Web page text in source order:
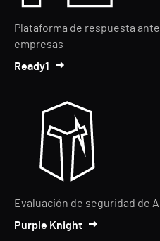
Plataforma de respuesta
empresas
Ready1
Evaluación de seguridad de
Purple Knight